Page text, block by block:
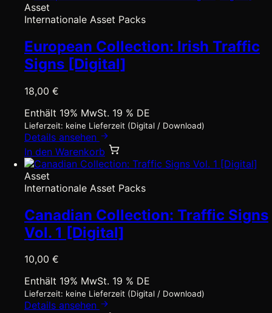
Asset
Internationale Asset Packs
European Collection: Irish Traffic
Signs [Digital]
18,00 €
Enthält 19% MwSt. 19 % DE
Lieferzeit: keine Lieferzeit (Digital / Download)
Details ansehen
In den Warenkorb
Asset
Internationale Asset Packs
Canadian Collection: Traffic Signs
Vol. 1 [Digital]
10,00 €
Enthält 19% MwSt. 19 % DE
Lieferzeit: keine Lieferzeit (Digital / Download)
Details ansehen